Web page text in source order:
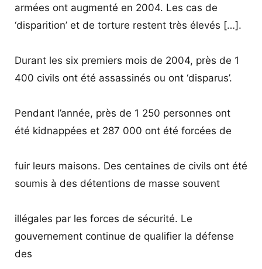
armées ont augmenté en 2004. Les cas de
‘disparition’ et de torture restent très élevés […].
Durant les six premiers mois de 2004, près de 1
400 civils ont été assassinés ou ont ‘disparus’.
Pendant l’année, près de 1 250 personnes ont
été kidnappées et 287 000 ont été forcées de
fuir leurs maisons. Des centaines de civils ont été
soumis à des détentions de masse souvent
illégales par les forces de sécurité. Le
gouvernement continue de qualifier la défense
des